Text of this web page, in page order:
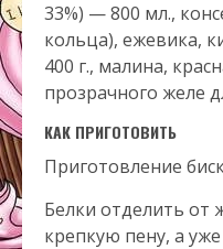
33%) — 800 мл.,
кольца), ежевика,
400 г., малина,
прозрачного желе
КАК ПРИГОТОВИТЬ
Приготовление
Белки отделить от
крепкую пену, а